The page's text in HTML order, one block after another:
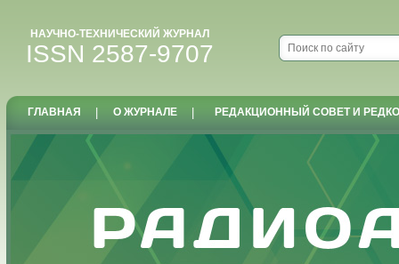
НАУЧНО-ТЕХНИЧЕСКИЙ ЖУРНАЛ
ISSN 2587-9707
ГЛАВНАЯ О ЖУРНАЛЕ РЕДАКЦИОННЫЙ СОВЕТ И